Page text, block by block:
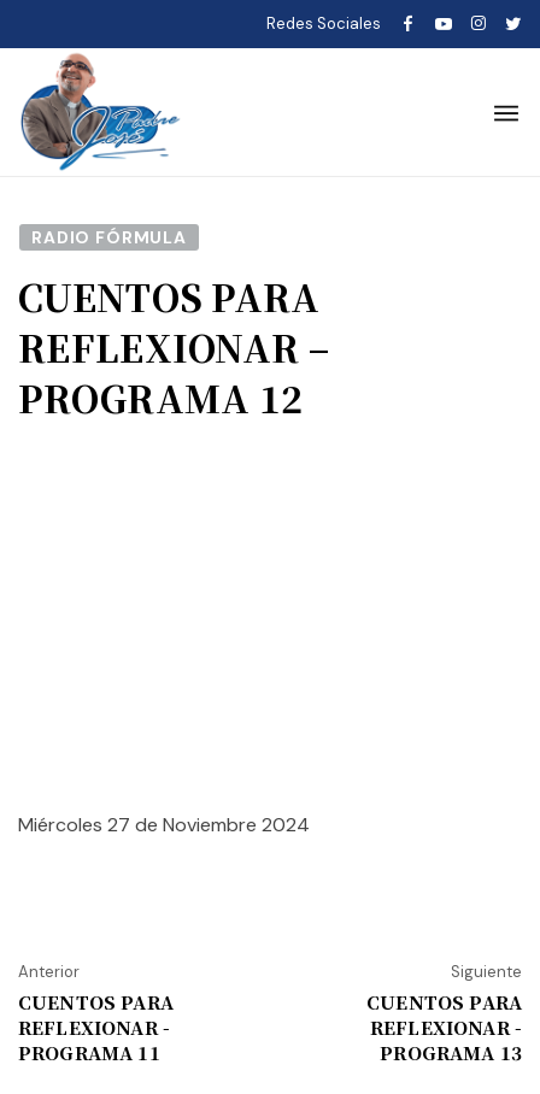
Redes Sociales
RADIO FÓRMULA
CUENTOS PARA
REFLEXIONAR –
PROGRAMA 12
Miércoles 27 de Noviembre 2024
Anterior
CUENTOS PARA
REFLEXIONAR -
PROGRAMA 11
Siguiente
CUENTOS PARA
REFLEXIONAR -
PROGRAMA 13